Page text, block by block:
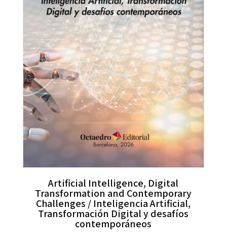
Artificial Intelligence, Digital
Transformation and Contemporary
Challenges / Inteligencia Artificial,
Transformación Digital y desafíos
contemporáneos